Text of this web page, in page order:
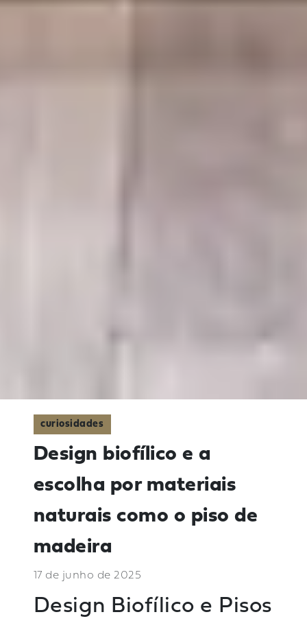
curiosidades
Design biofílico e a
escolha por materiais
naturais como o piso de
madeira
17 de junho de 2025
Design Biofílico e Pisos